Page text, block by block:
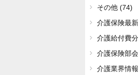
その他 (74)
介護保険最
介護給付費
介護保険部
介護業界情